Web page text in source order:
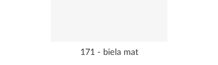
171 - biela mat